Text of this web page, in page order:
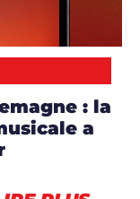
: la
a